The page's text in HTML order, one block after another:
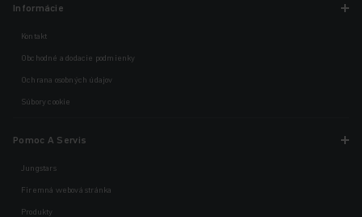
Informácie
Kontakt
Obchodné a dodacie podmienky
Ochrana osobných údajov
Súbory cookie
Pomoc A Servis
Jungstars
Firemná webová stránka
Produkty